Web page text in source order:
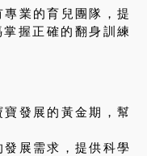
專業的育兒團隊，提
掌握正確的翻身訓練
發展的黃金期，幫
展需求，提供科學